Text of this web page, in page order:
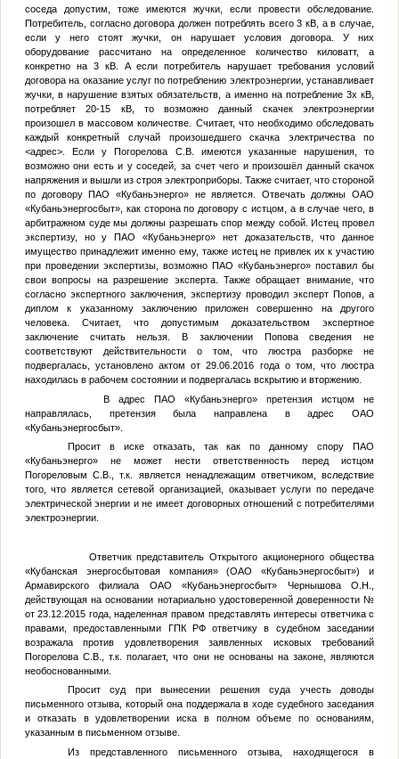
соседа допустим, тоже имеются жучки, если провести обследование.
Потребитель, согласно договора должен потреблять всего 3 кВ, а в случае,
если у него стоят жучки, он нарушает условия договора. У них
оборудование рассчитано на определенное количество киловатт, а
конкретно на 3 кВ. А если потребитель нарушает требования условий
договора на оказание услуг по потреблению электроэнергии, устанавливает
жучки, в нарушение взятых обязательств, а именно на потребление 3х кВ,
потребляет 20-15 кВ, то возможно данный скачек электроэнергии
произошел в массовом количестве. Считает, что необходимо обследовать
каждый конкретный случай произошедшего скачка электричества по
<адрес>. Если у Погорелова С.В. имеются указанные нарушения, то
возможно они есть и у соседей, за счет чего и произошёл данный скачок
напряжения и вышли из строя электроприборы. Также считает, что стороной
по договору ПАО «Кубаньэнерго» не является. Отвечать должны ОАО
«Кубаньэнергосбыт», как сторона по договору с истцом, а в случае чего, в
арбитражном суде мы должны разрешать спор между собой. Истец провел
экспертизу, но у ПАО «Кубаньэнерго» нет доказательств, что данное
имущество принадлежит именно ему, также истец не привлек их к участию
при проведении экспертизы, возможно ПАО «Кубаньэнерго» поставил бы
свои вопросы на разрешение эксперта. Также обращает внимание, что
согласно экспертного заключения, экспертизу проводил эксперт Попов, а
диплом к указанному заключению приложен совершенно на другого
человека. Считает, что допустимым доказательством экспертное
заключение считать нельзя. В заключении Попова сведения не
соответствуют действительности о том, что люстра разборке не
подвергалась, установлено актом от 29.06.2016 года о том, что люстра
находилась в рабочем состоянии и подвергалась вскрытию и вторжению.
В адрес ПАО «Кубаньэнерго» претензия истцом не
направлялась, претензия была направлена в адрес ОАО
«Кубаньэнергосбыт».
Просит в иске отказать, так как по данному спору ПАО
«Кубаньэнерго» не может нести ответственность перед истцом
Погореловым С.В., т.к. является ненадлежащим ответчиком, вследствие
того, что является сетевой организацией, оказывает услуги по передаче
электрической энергии и не имеет договорных отношений с потребителями
электроэнергии.
Ответчик представитель Открытого акционерного общества
«Кубанская энергосбытовая компания» (ОАО «Кубаньэнергосбыт») и
Армавирского филиала ОАО «Кубаньэнергосбыт» Чернышова О.Н.,
действующая на основании нотариально удостоверенной доверенности №
от 23.12.2015 года, наделенная правом представлять интересы ответчика с
правами, предоставленными ГПК РФ ответчику в судебном заседании
возражала против удовлетворения заявленных исковых требований
Погорелова С.В., т.к. полагает, что они не основаны на законе, являются
необоснованными.
Просит суд при вынесении решения суда учесть доводы
письменного отзыва, который она поддержала в ходе судебного заседания
и отказать в удовлетворении иска в полном объеме по основаниям,
указанным в письменном отзыве.
Из представленного письменного отзыва, находящегося в